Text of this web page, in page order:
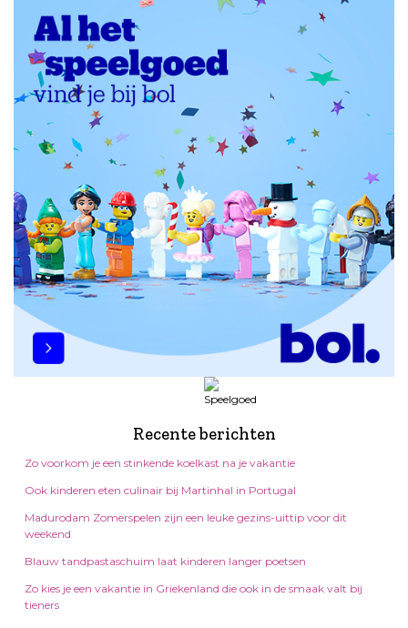
Recente berichten
Zo voorkom je een stinkende koelkast na je vakantie
Ook kinderen eten culinair bij Martinhal in Portugal
Madurodam Zomerspelen zijn een leuke gezins-uittip voor dit
weekend
Blauw tandpastaschuim laat kinderen langer poetsen
Zo kies je een vakantie in Griekenland die ook in de smaak valt bij
tieners